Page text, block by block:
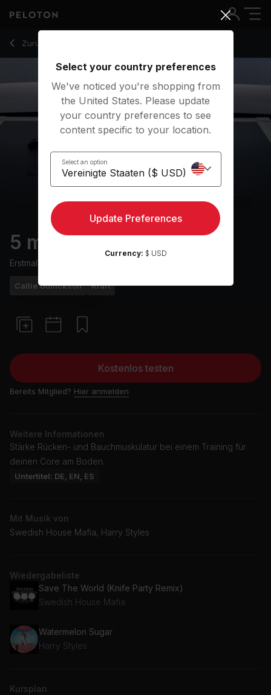
Zurück zu Kraftkurse
Zurück
5 min Core Strength
Erstmals ausgestrahlt am
Callie Gullickson Kraft
Kostenlos testen
Bereits Mitglied? Hier anmelden
Weitere Informationen
Stärke Rücken- und Bauchmuskulatur bei einem Training für
deinen Core am Boden.
Untertitel: DE, EN, ES
Mit Musik von
Swedish House Mafia, Harry Styles
Wiedergabeliste
Save The World (Knife Party Remix)
Swedish House Mafia
Watermelon Sugar
Harry Styles
Kursplan
Select your country preferences
We've noticed you're shopping from
the United States. Please update
your country preferences to see
content specific to your location.
Select an option
Update Preferences
Currency: $ USD